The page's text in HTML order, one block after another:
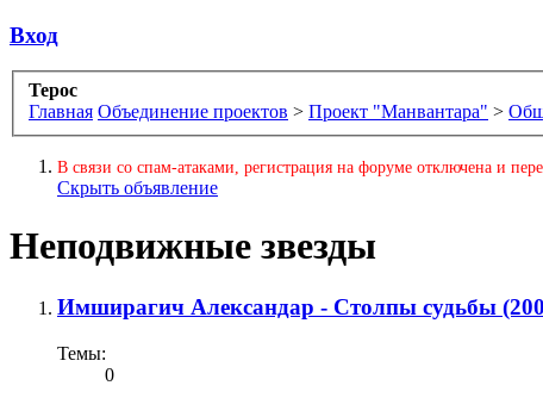
Вход
Терос
Главная Объединение проектов > Проект "Манвантара" >
В связи со спам-атаками, регистрация на форуме отключена и
Скрыть объявление
Неподвижные звезды
Имширагич Александар - Столпы судьбы
Темы:
0